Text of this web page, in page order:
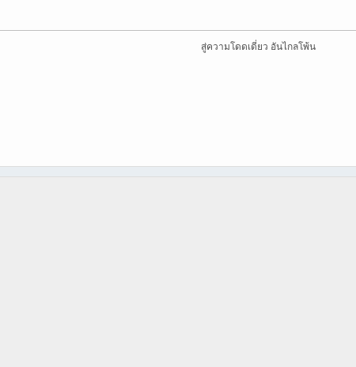
สู่ความโดดเดี่ยว อันไกลโพ้น